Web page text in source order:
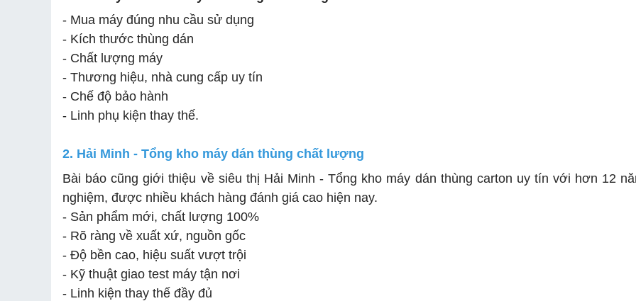
- Mua máy đúng nhu cầu sử dụng
- Kích thước thùng dán
- Chất lượng máy
- Thương hiệu, nhà cung cấp uy tín
- Chế độ bảo hành
- Linh phụ kiện thay thế.
2. Hải Minh - Tổng kho máy dán thùng chất lượng
Bài báo cũng giới thiệu về siêu thị Hải Minh - Tổng kho máy dán thùng carton uy tín với hơn 12
nghiệm, được nhiều khách hàng đánh giá cao hiện nay.
- Sản phẩm mới, chất lượng 100%
- Rõ ràng về xuất xứ, nguồn gốc
- Độ bền cao, hiệu suất vượt trội
- Kỹ thuật giao test máy tận nơi
- Linh kiện thay thế đầy đủ